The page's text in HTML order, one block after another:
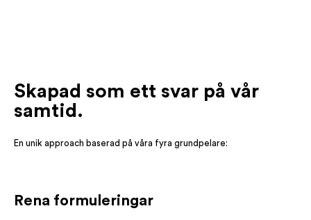
Skapad som ett svar på vår
samtid.
En unik approach baserad på våra fyra grundpelare:
Rena formuleringar